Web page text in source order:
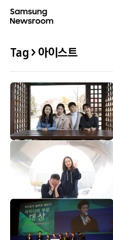
Tag > 아이스트